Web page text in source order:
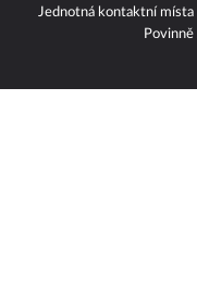
Jednotná kontaktní